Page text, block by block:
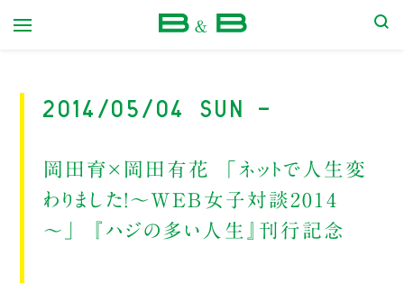
2014/05/04 Sun -
岡田育×岡田有花 「ネットで人生変
わりました！～WEB女子対談2014
～」 『ハジの多い人生』刊行記念